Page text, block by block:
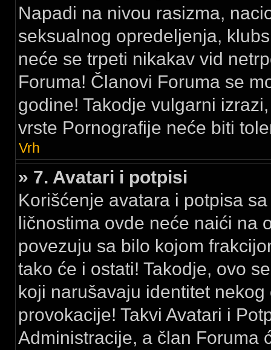
Napadi na nivou rasizma,
seksualnog opredeljenja,
neće se trpeti nikakav vid
Foruma! Članovi Foruma se
godine! Takodje vulgarni
vrste Pornografije neće biti
Vrh
» 7. Avatari i potpisi
Korišćenje avatara i potpisa
ličnostima ovde neće naići na
povezuju sa bilo kojom
tako će i ostati! Takodje, ovo
koji narušavaju identitet
provokacije! Takvi Avatari i
Administracije, a član Foruma